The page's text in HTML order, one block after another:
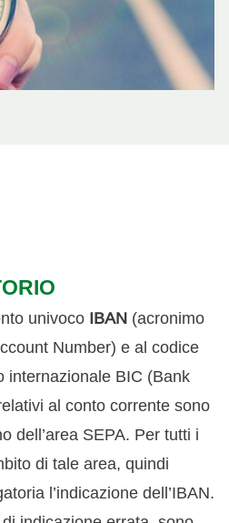
univoco IBAN (acronimo
Number) e al codice
internazionale BIC (Bank
al conto corrente sono
dell’area SEPA. Per tutti i
di tale area, quindi
l’indicazione dell’IBAN.